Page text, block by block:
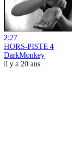
2:27
HORS-PISTE 4
DarkMonkey
il y a 20 ans